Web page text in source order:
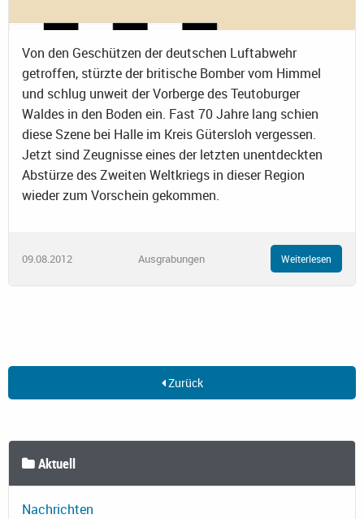
Von den Geschützen der deutschen Luftabwehr
getroffen, stürzte der britische Bomber vom Himmel
und schlug unweit der Vorberge des Teutoburger
Waldes in den Boden ein. Fast 70 Jahre lang schien
diese Szene bei Halle im Kreis Gütersloh vergessen.
Jetzt sind Zeugnisse eines der letzten unentdeckten
Abstürze des Zweiten Weltkriegs in dieser Region
wieder zum Vorschein gekommen.
09.08.2012 Ausgrabungen Weiterlesen
Zurück
Aktuell
Nachrichten